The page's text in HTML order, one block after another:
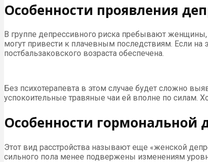
Особенности проявления
В группе депрессивного риска пребывают
могут привести к плачевным последствиям. Если на
постбальзаковского возраста обеспечена.
Без психотерапевта в этом случае будет сложно
успокоительные травяные чаи ей вполне по силам.
Особенности гормональной
Этот вид расстройства называют еще «женской
сильного пола менее подвержены изменениям